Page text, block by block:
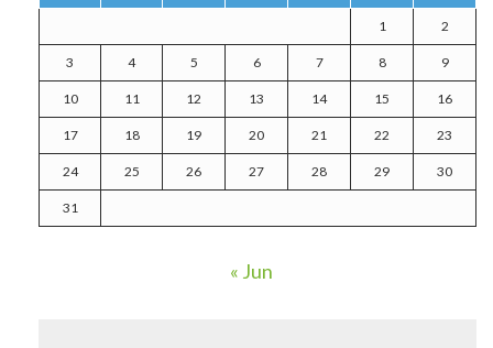
1 2
3 4 5 6 7 8 9
10 11 12 13 14 15 16
17 18 19 20 21 22 23
24 25 26 27 28 29 30
31
« Jun